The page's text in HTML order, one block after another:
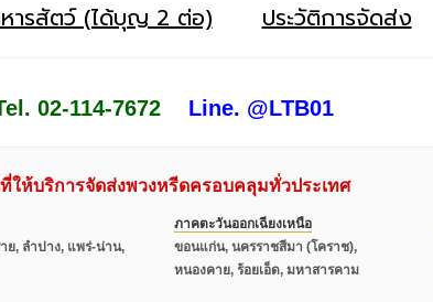
ารสัตว์ (ได้บุญ 2 ต่อ) ประวัติการจัดส่ง
02-114-7672 Line. @LTB01
ให้บริการจัดส่งพวงหรีดครอบคลุมทั่วประเทศ
าย, ลำปาง, แพร่-น่าน,
ภาคตะวันออกเฉียงเหนือ
ขอนแก่น, นครราชสีมา (โคราช),
หนองคาย, ร้อยเอ็ด, มหาสารคาม